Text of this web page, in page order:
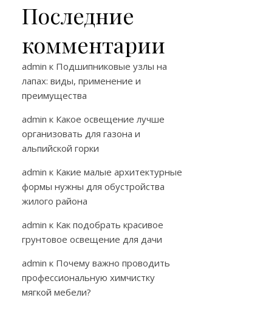
Последние
комментарии
admin к Подшипниковые узлы на
лапах: виды, применение и
преимущества
admin к Какое освещение лучше
организовать для газона и
альпийской горки
admin к Какие малые архитектурные
формы нужны для обустройства
жилого района
admin к Как подобрать красивое
грунтовое освещение для дачи
admin к Почему важно проводить
профессиональную химчистку
мягкой мебели?